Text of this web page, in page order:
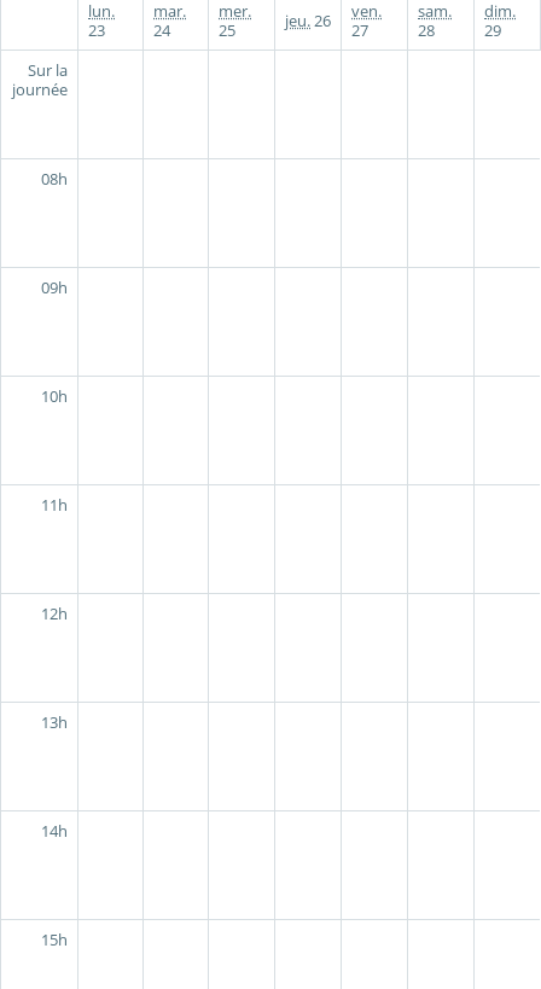
lun.
23
mar.
24
mer.
25
jeu.26
ven.
27
sam.
28
dim.
29
Sur la
journée
08h
09h
10h
11h
12h
13h
14h
15h